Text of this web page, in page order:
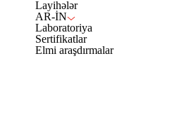
Layihələr
AR-İN
Laboratoriya
Sertifikatlar
Elmi araşdırmalar